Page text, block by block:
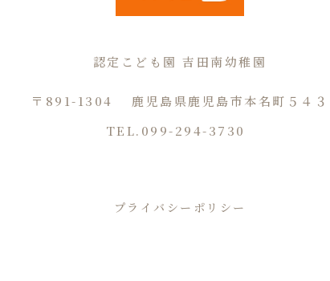
認定こども園 吉田南幼稚園
〒891-1304
鹿児島県鹿児島市本名町５４３
TEL.099-294-3730
プライバシーポリシー